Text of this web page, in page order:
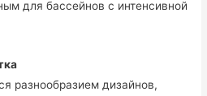
для бассейнов с интенсивной
разнообразием дизайнов,